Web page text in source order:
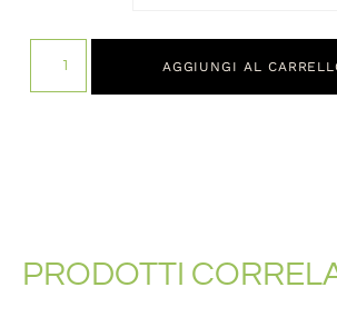
AGGIUNGI AL
PRODOTTI